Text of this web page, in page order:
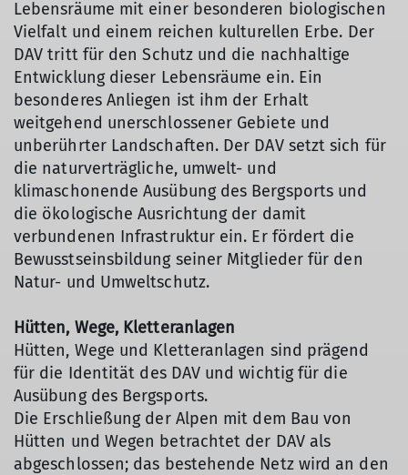
Lebensräume mit einer besonderen biologischen
Vielfalt und einem reichen kulturellen Erbe. Der
DAV tritt für den Schutz und die nachhaltige
Entwicklung dieser Lebensräume ein. Ein
besonderes Anliegen ist ihm der Erhalt
weitgehend unerschlossener Gebiete und
unberührter Landschaften. Der DAV setzt sich für
die naturverträgliche, umwelt- und
klimaschonende Ausübung des Bergsports und
die ökologische Ausrichtung der damit
verbundenen Infrastruktur ein. Er fördert die
Bewusstseinsbildung seiner Mitglieder für den
Natur- und Umweltschutz.
Hütten, Wege, Kletteranlagen
Hütten, Wege und Kletteranlagen sind prägend
für die Identität des DAV und wichtig für die
Ausübung des Bergsports.
Die Erschließung der Alpen mit dem Bau von
Hütten und Wegen betrachtet der DAV als
abgeschlossen; das bestehende Netz wird an den